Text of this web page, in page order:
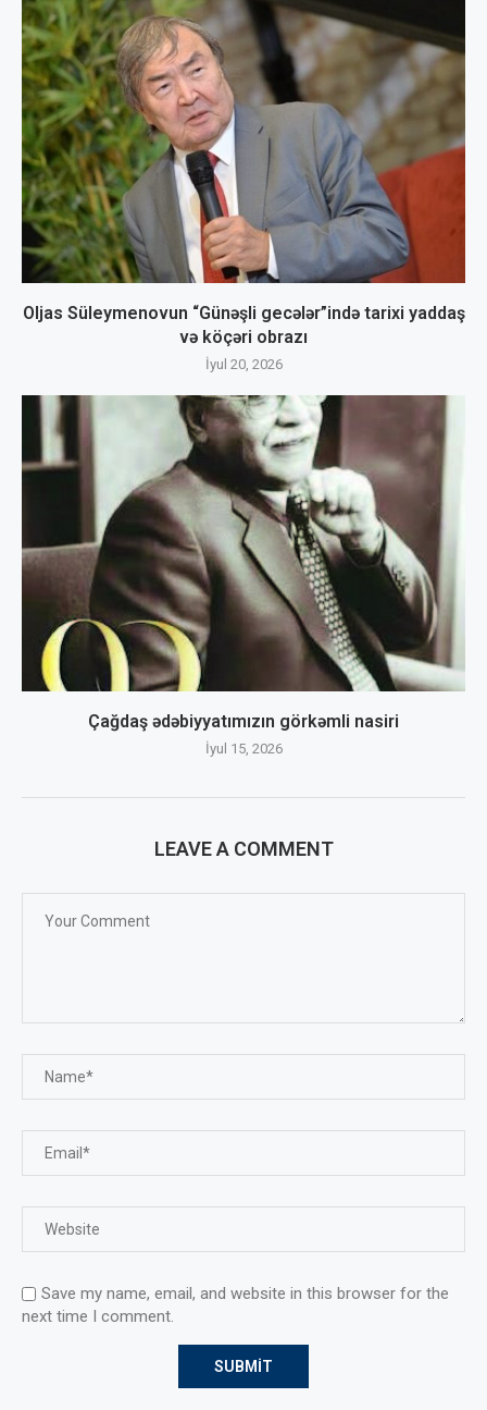
Oljas Süleymenovun “Günəşli gecələr”ində tarixi yaddaş
və köçəri obrazı
İyul 20, 2026
Çağdaş ədəbiyyatımızın görkəmli nasiri
İyul 15, 2026
LEAVE A COMMENT
Save my name, email, and website in this browser for the
next time I comment.